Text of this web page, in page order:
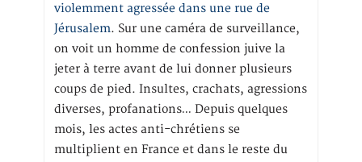
violemment agressée dans une rue de
Jérusalem. Sur une caméra de surveillance,
on voit un homme de confession juive la
jeter à terre avant de lui donner plusieurs
coups de pied. Insultes, crachats, agressions
diverses, profanations… Depuis quelques
mois, les actes anti-chrétiens se
multiplient en France et dans le reste du